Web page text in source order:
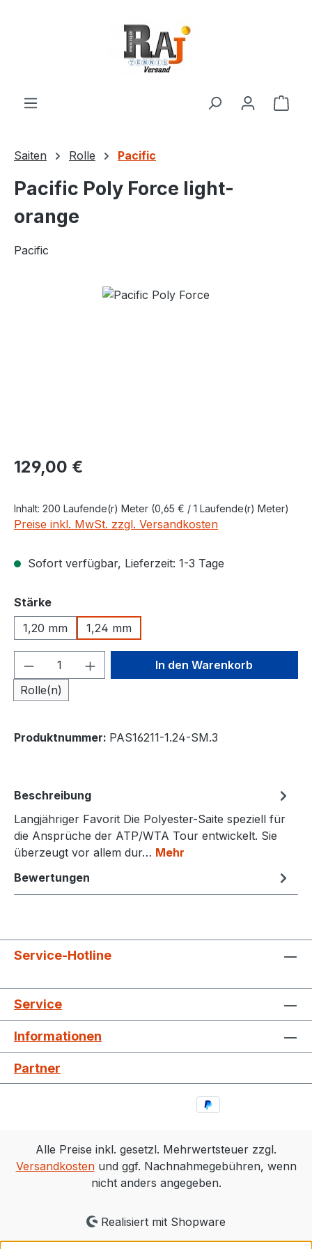
Saiten Rolle Pacific
Pacific Poly Force light-
orange
Pacific
Bildergalerie überspringen
Regulärer Preis:
129,00 €
Inhalt: 200 Laufende(r) Meter (0,65 € / 1 Laufende(r) Meter)
Preise inkl. MwSt. zzgl. Versandkosten
Sofort verfügbar, Lieferzeit: 1-3 Tage
Stärkeauswählen
1,20 mm
1,24 mm
Produkt Anzahl: Gib den
Rolle(n)
In den Warenkorb
Produktnummer: PAS16211-1.24-SM.3
Beschreibung
Langjähriger Favorit Die Polyester-Saite speziell für
die Ansprüche der ATP/WTA Tour entwickelt. Sie
überzeugt vor allem dur… Mehr
Bewertungen
Service-Hotline
Service
Informationen
Partner
Alle Preise inkl. gesetzl. Mehrwertsteuer zzgl.
Versandkostenund ggf. Nachnahmegebühren, wenn
nicht anders angegeben.
Realisiert mit Shopware